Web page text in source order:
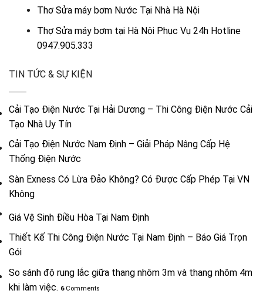
Thơ Sửa máy bơm Nước Tại Nhà Hà Nội
Thợ Sửa máy bơm tại Hà Nội Phục Vụ 24h Hotline
0947.905.333
TIN TỨC & SỰ KIỆN
Cải Tạo Điện Nước Tại Hải Dương – Thi Công Điện Nước Cải
Tạo Nhà Uy Tín
Cải Tạo Điện Nước Nam Định – Giải Pháp Nâng Cấp Hệ
Thống Điện Nước
Sàn Exness Có Lừa Đảo Không? Có Được Cấp Phép Tại VN
Không
Giá Vệ Sinh Điều Hòa Tại Nam Định
Thiết Kế Thi Công Điện Nước Tại Nam Định – Báo Giá Trọn
Gói
So sánh độ rung lắc giữa thang nhôm 3m và thang nhôm 4m
khi làm việc. 6Comments